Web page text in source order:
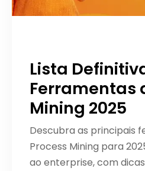
Lista
Ferramentas
Mining 2025
Descubra as principais
Process Mining para
ao enterprise, com